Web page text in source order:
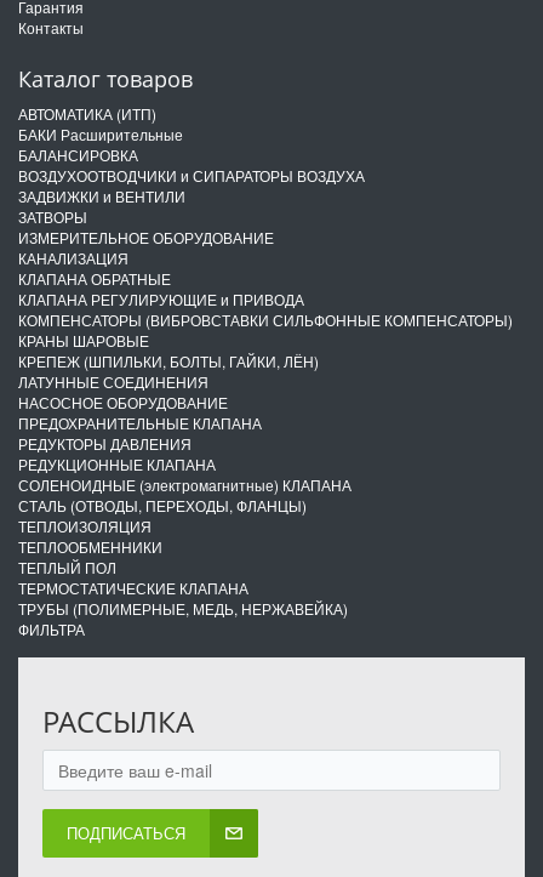
Гарантия
Контакты
Каталог товаров
АВТОМАТИКА (ИТП)
БАКИ Расширительные
БАЛАНСИРОВКА
ВОЗДУХООТВОДЧИКИ и СИПАРАТОРЫ ВОЗДУХА
ЗАДВИЖКИ и ВЕНТИЛИ
ЗАТВОРЫ
ИЗМЕРИТЕЛЬНОЕ ОБОРУДОВАНИЕ
КАНАЛИЗАЦИЯ
КЛАПАНА ОБРАТНЫЕ
КЛАПАНА РЕГУЛИРУЮЩИЕ и ПРИВОДА
КОМПЕНСАТОРЫ (ВИБРОВСТАВКИ СИЛЬФОННЫЕ КОМПЕНСАТОРЫ)
КРАНЫ ШАРОВЫЕ
КРЕПЕЖ (ШПИЛЬКИ, БОЛТЫ, ГАЙКИ, ЛЁН)
ЛАТУННЫЕ СОЕДИНЕНИЯ
НАСОСНОЕ ОБОРУДОВАНИЕ
ПРЕДОХРАНИТЕЛЬНЫЕ КЛАПАНА
РЕДУКТОРЫ ДАВЛЕНИЯ
РЕДУКЦИОННЫЕ КЛАПАНА
СОЛЕНОИДНЫЕ (электромагнитные) КЛАПАНА
СТАЛЬ (ОТВОДЫ, ПЕРЕХОДЫ, ФЛАНЦЫ)
ТЕПЛОИЗОЛЯЦИЯ
ТЕПЛООБМЕННИКИ
ТЕПЛЫЙ ПОЛ
ТЕРМОСТАТИЧЕСКИЕ КЛАПАНА
ТРУБЫ (ПОЛИМЕРНЫЕ, МЕДЬ, НЕРЖАВЕЙКА)
ФИЛЬТРА
РАССЫЛКА
ПОДПИСАТЬСЯ